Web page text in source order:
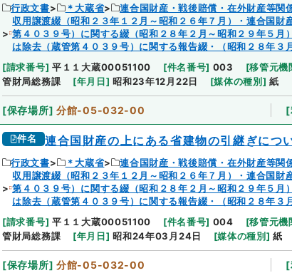
行政文書 ＊大蔵省
連合国財産・戦後賠償・在外財産等関
収用譲渡綴（昭和２３年１２月～昭和２６年７月）・連合国財
第４０３９号）に関する綴（昭和２８年２月～昭和２９年５月
は除去（蔵管第４０３９号）に関する報告綴・（昭和２８年３
[請求番号] 平１１大蔵00051100 [件名番号] 003 [移管元機
管財局総務課
[年月日] 昭和23年12月22日 [媒体の種別 ] 紙
[保存場所] 分館-05-032-00 [
件名 連合国財産の上にある省建物の引継ぎにつ
行政文書 ＊大蔵省
連合国財産・戦後賠償・在外財産等関
収用譲渡綴（昭和２３年１２月～昭和２６年７月）・連合国財
第４０３９号）に関する綴（昭和２８年２月～昭和２９年５月
は除去（蔵管第４０３９号）に関する報告綴・（昭和２８年３
[請求番号] 平１１大蔵00051100 [件名番号] 004 [移管元機
管財局総務課
[年月日] 昭和24年03月24日 [媒体の種別 ] 紙
[保存場所] 分館-05-032-00 [